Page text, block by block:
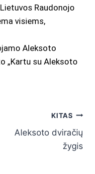
Raudonojo
visiems,
Aleksoto
„Kartu su Aleksoto
KITAS
Aleksoto dviračių
žygis